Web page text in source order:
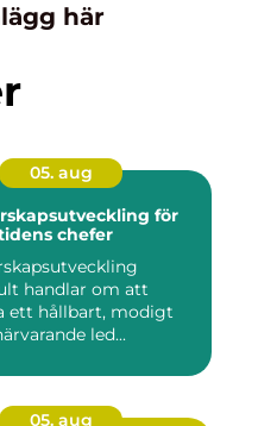
här
05. aug
för
chefer
handlar om att
ett hållbart, modigt
led...
05. aug